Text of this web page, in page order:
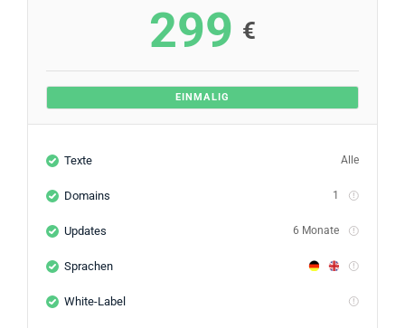
299 €
EINMALIG
Texte Alle
Domains 1
Updates 6 Monate
Sprachen
White-Label